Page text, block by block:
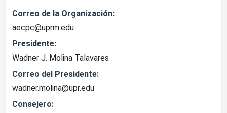
Correo de la Organización:
aecpc@uprm.edu
Presidente:
Wadner J. Molina Talavares
Correo del Presidente:
wadner.molina@upr.edu
Consejero: